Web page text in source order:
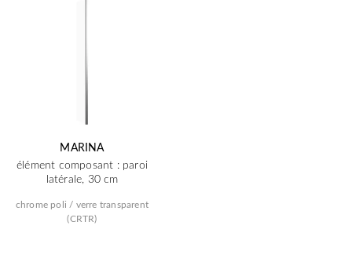
MARINA
élément composant : paroi
latérale, 30 cm
chrome poli / verre transparent
(CRTR)